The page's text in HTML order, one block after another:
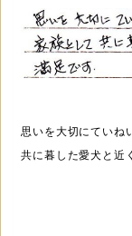
思いを大切にていね
共に暮した愛犬と近